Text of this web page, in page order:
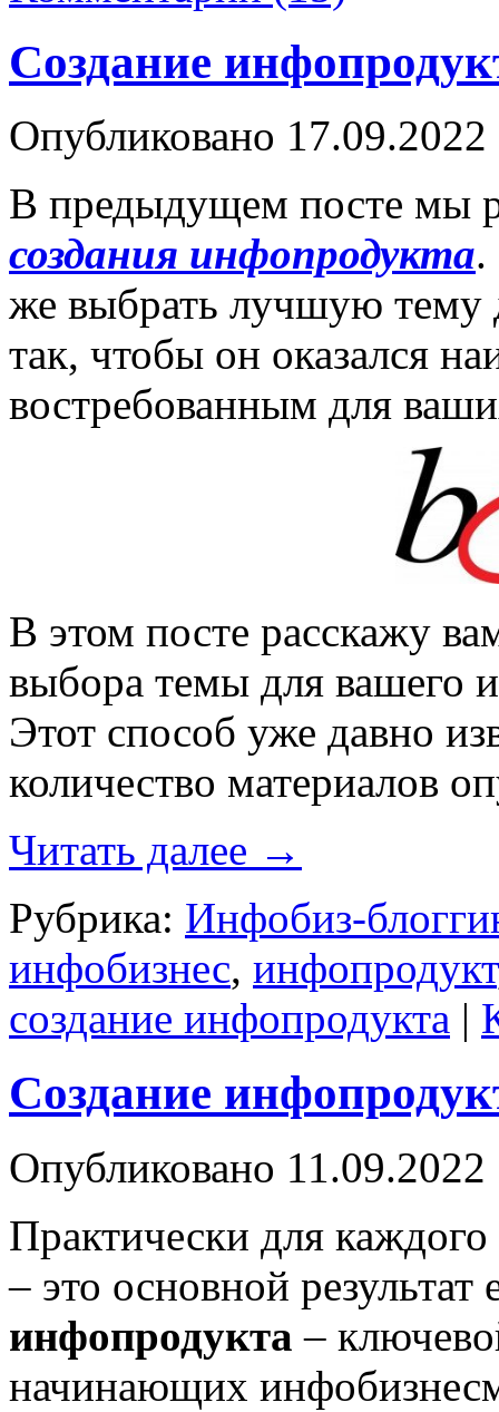
Создание
Опубликовано 17.09.2022
В предыдущем посте мы
создания инфопродукта.
же выбрать лучшую тему
так, чтобы он оказался
востребованным для
В этом посте расскажу
выбора темы для вашего
Этот способ уже давно
количество материалов
Читать далее →
Рубрика: Инфобиз-
инфобизнес, инфопродукт
создание инфопродукта |
Создание
Опубликовано 11.09.2022
Практически для
– это основной результат
инфопродукта –
начинающих